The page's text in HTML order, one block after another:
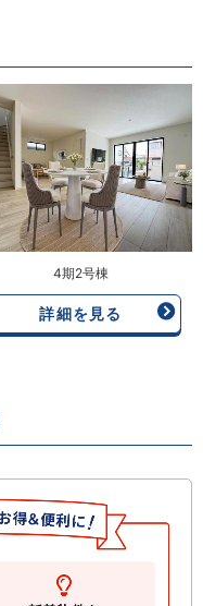
4期2号棟
詳細を見る